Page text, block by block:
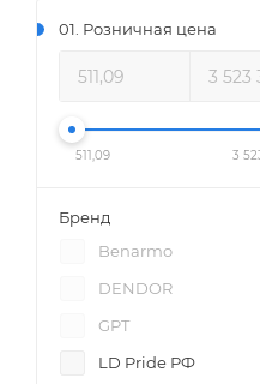
01. Розничная цена
511,09 3
Бренд
Benarmo
DENDOR
GPT
LD Pride РФ